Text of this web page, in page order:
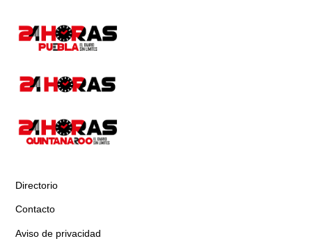
Directorio
Contacto
Aviso de privacidad